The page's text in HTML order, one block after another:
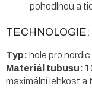
pohodlnou a
TECHNOLOGIE:
Typ: hole pro
Materiál tubusu:
maximální lehkost a